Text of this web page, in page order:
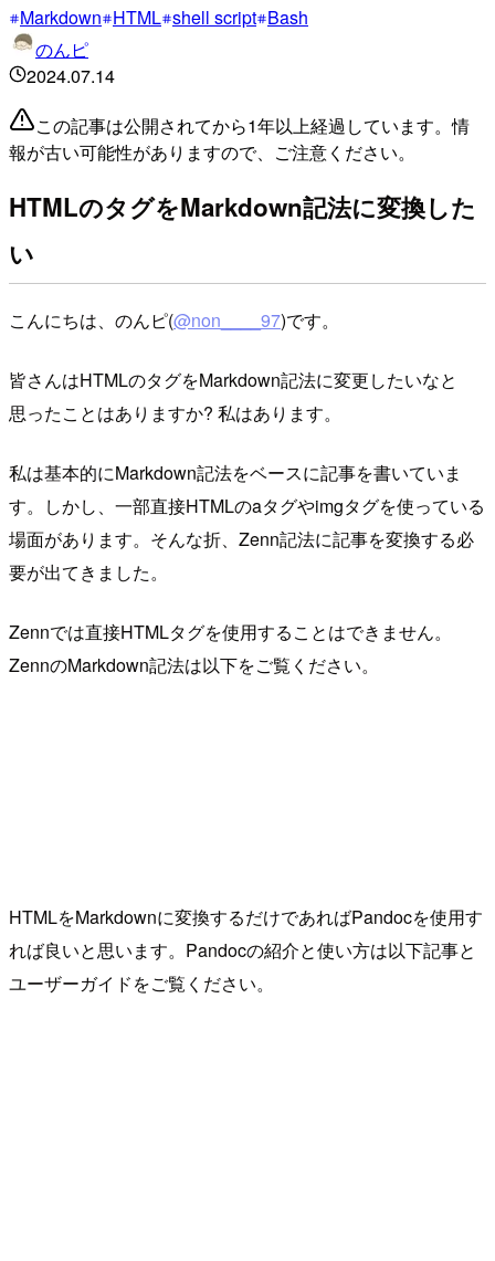
Markdown HTML shell script Bash
のんピ
2024.07.14
この記事は公開されてから1年以上経過しています。情
報が古い可能性がありますので、ご注意ください。
HTMLのタグをMarkdown記法に変換した
い
こんにちは、のんピ(@non____97)です。
皆さんはHTMLのタグをMarkdown記法に変更したいなと
思ったことはありますか? 私はあります。
私は基本的にMarkdown記法をベースに記事を書いていま
す。しかし、一部直接HTMLのaタグやimgタグを使っている
場面があります。そんな折、Zenn記法に記事を変換する必
要が出てきました。
Zennでは直接HTMLタグを使用することはできません。
ZennのMarkdown記法は以下をご覧ください。
HTMLをMarkdownに変換するだけであればPandocを使用す
れば良いと思います。Pandocの紹介と使い方は以下記事と
ユーザーガイドをご覧ください。